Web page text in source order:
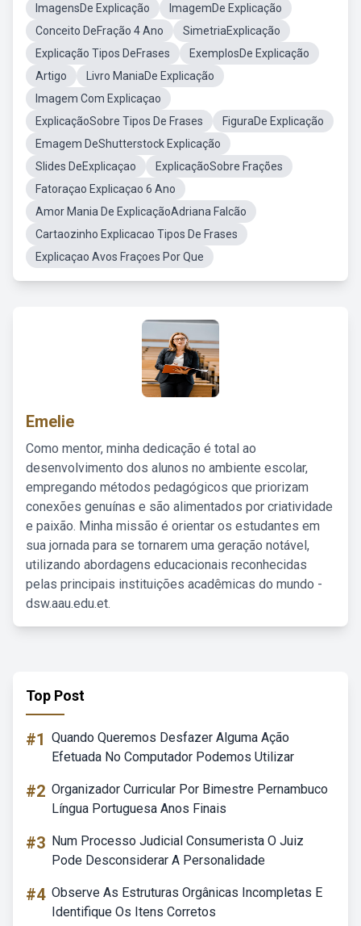
ImagensDe Explicação
ImagemDe Explicação
Conceito DeFração 4 Ano
SimetriaExplicação
Explicação Tipos DeFrases
ExemplosDe Explicação
Artigo
Livro ManiaDe Explicação
Imagem Com Explicaçao
ExplicaçãoSobre Tipos De Frases
FiguraDe Explicação
Emagem DeShutterstock Explicação
Slides DeExplicaçao
ExplicaçãoSobre Frações
Fatoraçao Explicaçao 6 Ano
Amor Mania De ExplicaçãoAdriana Falcão
Cartaozinho Explicacao Tipos De Frases
Explicaçao Avos Fraçoes Por Que
Emelie
Como mentor, minha dedicação é total ao
desenvolvimento dos alunos no ambiente escolar,
empregando métodos pedagógicos que priorizam
conexões genuínas e são alimentados por criatividade
e paixão. Minha missão é orientar os estudantes em
sua jornada para se tornarem uma geração notável,
utilizando abordagens educacionais reconhecidas
pelas principais instituições acadêmicas do mundo -
dsw.aau.edu.et.
Top Post
#1 Quando Queremos Desfazer Alguma Ação
Efetuada No Computador Podemos Utilizar
#2 Organizador Curricular Por Bimestre Pernambuco
Língua Portuguesa Anos Finais
#3 Num Processo Judicial Consumerista O Juiz
Pode Desconsiderar A Personalidade
#4 Observe As Estruturas Orgânicas Incompletas E
Identifique Os Itens Corretos